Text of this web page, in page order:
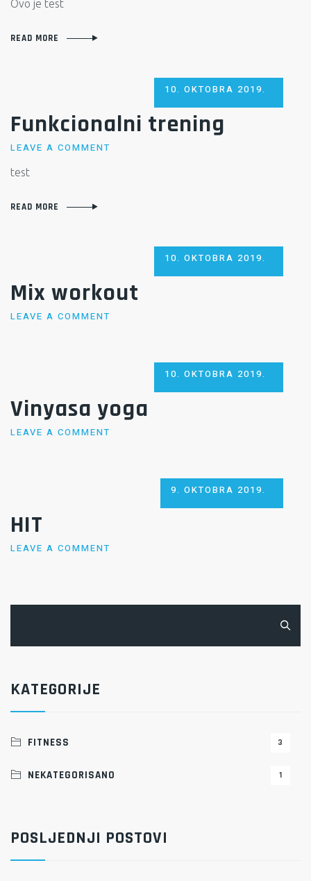
Ovo je test
READ MORE
Funkcionalni trening
POSTED
ON
10. OKTOBRA 2019.
LEAVE A COMMENT
test
READ MORE
Mix workout
POSTED
ON
10. OKTOBRA 2019.
LEAVE A COMMENT
Vinyasa yoga
POSTED
ON
10. OKTOBRA 2019.
LEAVE A COMMENT
HIT
POSTED
ON
9. OKTOBRA 2019.
LEAVE A COMMENT
KATEGORIJE
FITNESS 3
NEKATEGORISANO 1
POSLJEDNJI POSTOVI